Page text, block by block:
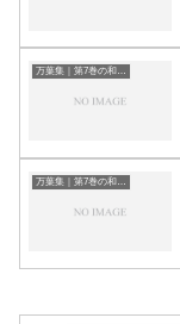
万葉集｜第7巻の和歌一覧